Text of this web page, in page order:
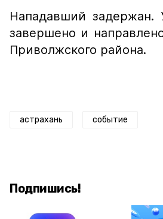
Нападавший задержан.
завершено и
Приволжского района.
астрахань событие
Подпишись!